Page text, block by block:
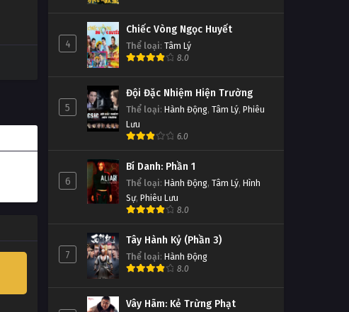
4
Chiếc Vòng Ngọc Huyết
Thể loại: Tâm Lý
8.0
5
Đội Đặc Nhiệm Hiện Trường
Thể loại: Hành Động, Tâm Lý, Phiêu
Lưu
6.0
6
Bí Danh: Phần 1
Thể loại: Hành Động, Tâm Lý, Hình
Sự, Phiêu Lưu
8.0
7
Tây Hành Kỷ (Phần 3)
Thể loại: Hành Động
8.0
Vây Hãm: Kẻ Trừng Phạt